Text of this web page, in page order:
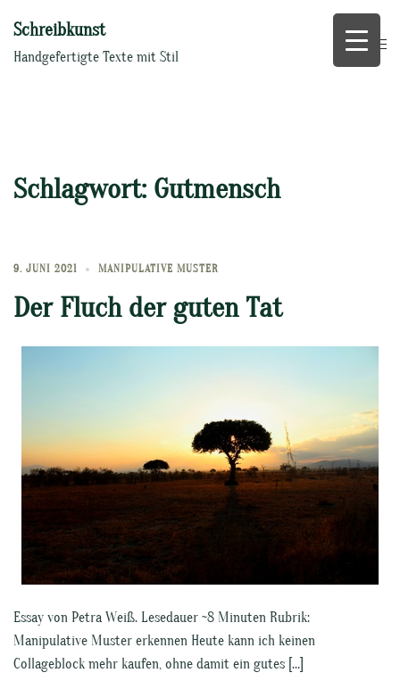
Inhalt
springen
Schreibkunst
Handgefertigte Texte mit Stil
Schlagwort: Gutmensch
9. JUNI 2021 MANIPULATIVE MUSTER
Der Fluch der guten Tat
Essay von Petra Weiß. Lesedauer ~8 Minuten Rubrik:
Manipulative Muster erkennen Heute kann ich keinen
Collageblock mehr kaufen, ohne damit ein gutes […]